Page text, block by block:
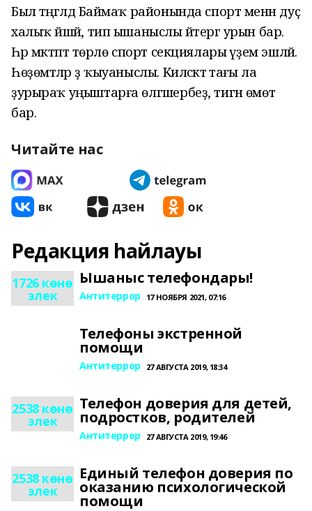
Был тәңгәлдә Баймаҡ районында спорт менән дуҫ
халыҡ йәшәй, тип ышаныслы әйтергә урын бар.
Һәр мәктәптә төрлө спорт секциялары әүҙем эшләй.
Һөҙөмтәләр ҙә ҡыуаныслы. Киләсәктә тағы ла
ҙурыраҡ уңыштарға өлгәшербеҙ, тигән өмөт
бар.
Читайте нас
Редакция һайлауы
1726 көнө
элек
Ышаныс телефондары!
Антитеррор 17 НОЯБРЯ 2021, 07:16
Телефоны экстренной
помощи
Антитеррор 27 АВГУСТА 2019, 18:34
2538 көнө
элек
Телефон доверия для детей,
подростков, родителей
Антитеррор 27 АВГУСТА 2019, 19:46
2538 көнө
элек
Единый телефон доверия по
оказанию психологической
помощи